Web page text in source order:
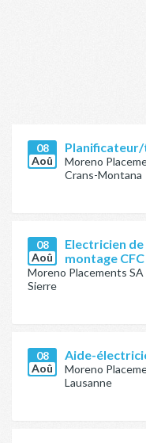
08
Aoû
Moreno
Crans-Montana
08
Aoû
Electricien
montage CFC
Moreno Placements SA
Sierre
08
Aoû
Aide-
Moreno
Lausanne